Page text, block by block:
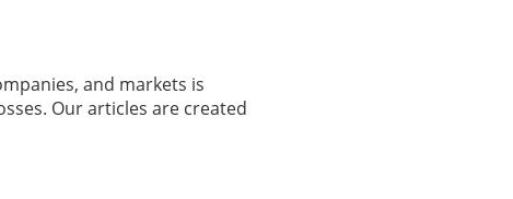
and markets is
Our articles are created